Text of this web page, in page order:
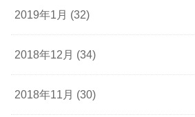
2019年1月 (32)
2018年12月 (34)
2018年11月 (30)